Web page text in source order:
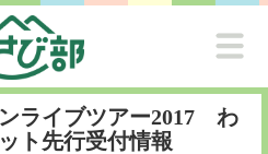
ライブツアー2017 わ
ト先行受付情報